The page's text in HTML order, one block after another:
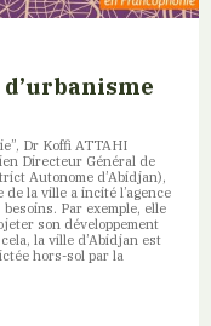
d’urbanisme
Dr Koffi ATTAHI
Directeur Général de
Autonome d’Abidjan),
la ville a incité l’agence
Par exemple, elle
son développement
la ville d’Abidjan est
hors-sol par la